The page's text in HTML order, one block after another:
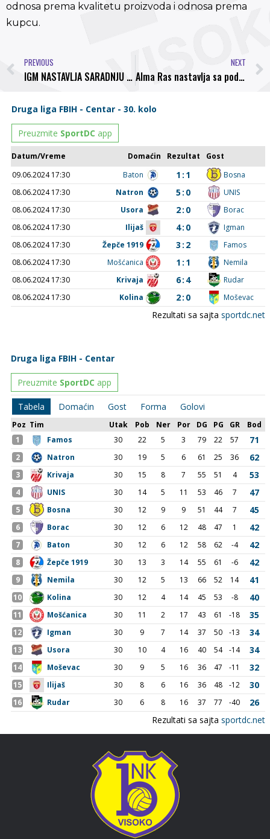
odnosa prema kvalitetu proizvoda i odnosa prema
kupcu.
PREVIOUS
IGM NASTAVLJA SARADNJU SA NK BOSNA VISOKO
NEXT
Alma Ras nastavlja sa podrškom NK Bosna